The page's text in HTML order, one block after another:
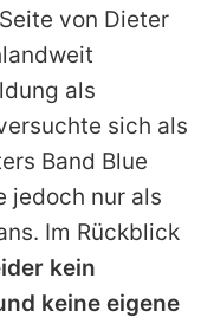
von Dieter
als
sich als
Band Blue
jedoch nur als
Im Rückblick
kein
keine eigene